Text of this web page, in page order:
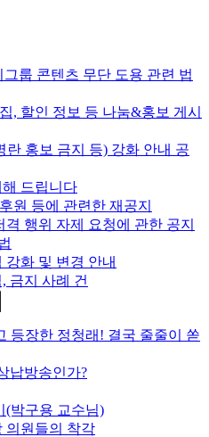
그룹 콘텐츠 무단 도용 관련 법
, 할인 정보 등 나눔&홍보 게시
홍보 금지 등) 강화 안내 공
드립니다
원 등에 관련한 재공지
행위 자제 요청에 관한 공지
화 및 변경 안내
금지 사례 건
등장한 정청래! 결국 줄줄이 쏟
납방송인가?
(박구용 교수님)
의원들의 착각